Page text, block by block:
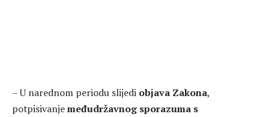
– U narednom periodu slijedi objava Zakona,
potpisivanjemeđudržavnog sporazuma s